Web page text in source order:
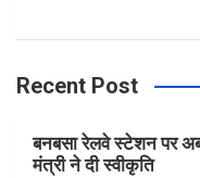
c
e
s
Recent Post
बनबसा रेलवे स्टेशन पर
मंत्री ने दी स्वीकृति